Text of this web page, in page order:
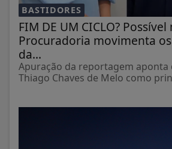
BASTIDORES
FIM DE UM CICLO?
Procuradoria movimenta
da...
Apuração da reportagem aponta
Thiago Chaves de Melo como